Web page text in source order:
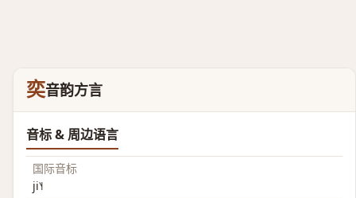
奕音韵方言
音标 & 周边语言
国际音标
ji˥˧